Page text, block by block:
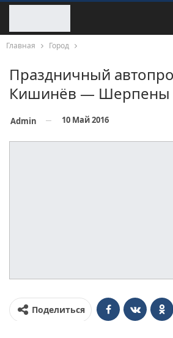
Главная Город
Праздничный
Кишинёв — Шерпены
Admin 10 Май 2016
Поделиться